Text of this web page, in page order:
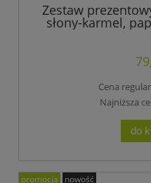
Zestaw
słony-karmel,
Cena
Najniższa
do
promocja nowość